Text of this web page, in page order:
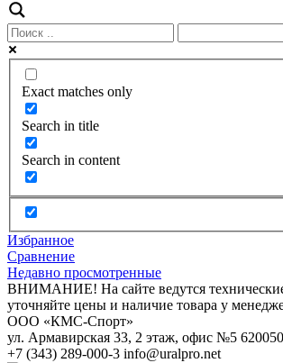
Exact matches only
Search in title
Search in content
Избранное
Сравнение
Недавно просмотренные
ВНИМАНИЕ! На сайте ведутся
уточняйте цены и наличие товара у
ООО «КМС-Спорт»
ул. Армавирская 33, 2 этаж, офис №5 620050
+7 (343) 289-000-3 info@uralpro.net